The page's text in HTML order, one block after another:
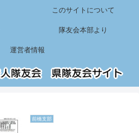
このサイトについて
隊友会本部より
運営者情報
前橋支部